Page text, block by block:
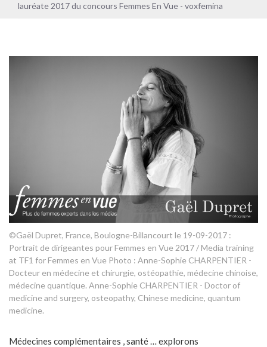
lauréate 2017 du concours Femmes En Vue - voxfemina
©Gaël Dupret, France, Boulogne-Billancourt le 19-09-2017 :
Portrait de dirigeantes pour Femmes en Vue 2017 / Media training
at TF1 for Femmes en Vue Photo : Anne-Sophie CHARPENTIER -
Docteur en médecine et chirurgie, ostéopathie, médecine chinoise,
médecine quantique. Anne-Sophie CHARPENTIER - Doctor of
medicine and surgery, osteopathy, Chinese medicine, quantum
medicine.
Médecines complémentaires , santé … explorons